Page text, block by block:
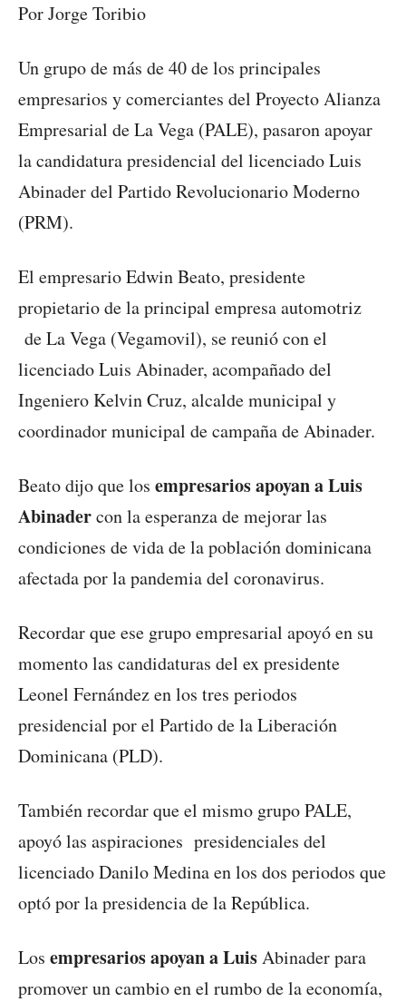
Por Jorge Toribio
Un grupo de más de 40 de los principales
empresarios y comerciantes del Proyecto Alianza
Empresarial de La Vega (PALE), pasaron apoyar
la candidatura presidencial del licenciado Luis
Abinader del Partido Revolucionario Moderno
(PRM).
El empresario Edwin Beato, presidente
propietario de la principal empresa automotriz
de La Vega (Vegamovil), se reunió con el
licenciado Luis Abinader, acompañado del
Ingeniero Kelvin Cruz, alcalde municipal y
coordinador municipal de campaña de Abinader.
Beato dijo que los empresarios apoyan a Luis
Abinadercon la esperanza de mejorar las
condiciones de vida de la población dominicana
afectada por la pandemia del coronavirus.
Recordar que ese grupo empresarial apoyó en su
momento las candidaturas del ex presidente
Leonel Fernández en los tres periodos
presidencial por el Partido de la Liberación
Dominicana (PLD).
También recordar que el mismo grupo PALE,
apoyó las aspiraciones presidenciales del
licenciado Danilo Medina en los dos periodos que
optó por la presidencia de la República.
Los empresarios apoyan a LuisAbinader para
promover un cambio en el rumbo de la economía,